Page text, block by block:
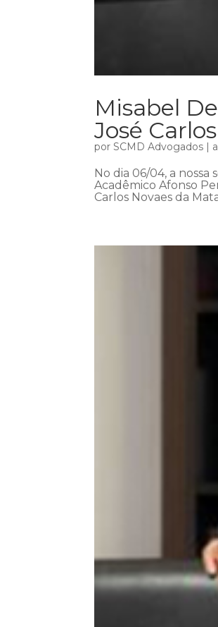
Misabel
José
porSCMD Advogados |
No dia 06/04, a
Acadêmico Afonso
Carlos Novaes da